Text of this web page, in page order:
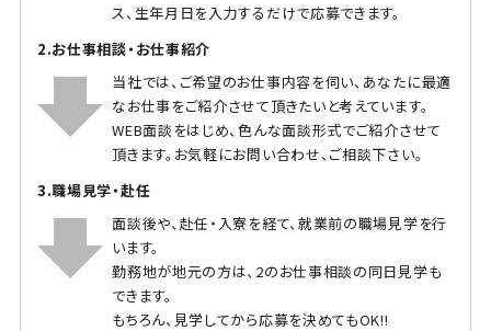
ス、生年月日を入力するだけで応募できます。
2.お仕事相談・お仕事紹介
当社では、ご希望のお仕事内容を伺い、あなたに最適
なお仕事をご紹介させて頂きたいと考えています。
WEB面談をはじめ、色んな面談形式でご紹介させて
頂きます。お気軽にお問い合わせ、ご相談下さい。
3.職場見学・赴任
面談後や、赴任・入寮を経て、就業前の職場見学を行
います。
勤務地が地元の方は、2のお仕事相談の同日見学も
できます。
もちろん、見学してから応募を決めてもOK!!